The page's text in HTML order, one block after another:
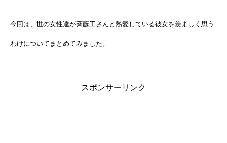
今回は、世の女性達が斉藤工さんと熱愛している彼女を羨ましく思う
わけについてまとめてみました。
スポンサーリンク